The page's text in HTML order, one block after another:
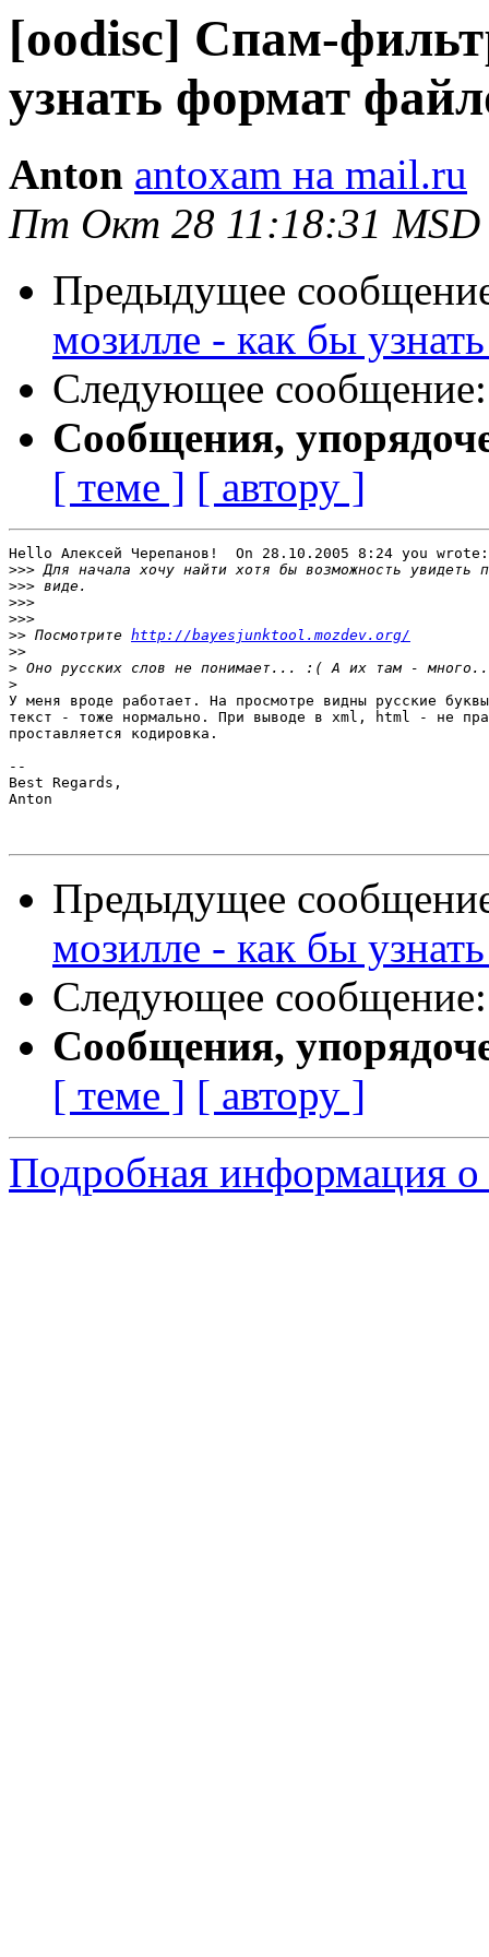
[oodisc] Спам-
узнать формат
Anton antoxam на mail.ru
Пт Окт 28 11:18:31 MSD
Предыдущее
мозилле - как бы
Следующее
Сообщения,
[ теме ] [ автору ]
Hello Алексей Черепанов!  On 28.10.2005 8:24 you wrote:
>>>
>>>
>>>
>>>
>> Посмотрите http://bayesjunktool.mozdev.org/
>>
>
>
У меня вроде работает. На просмотре видны русские
текст - тоже нормально. При выводе в xml, html - не
проставляется кодировка.
--
Best Regards,
Anton
Предыдущее
мозилле - как бы
Следующее
Сообщения,
[ теме ] [ автору ]
Подробная информация о